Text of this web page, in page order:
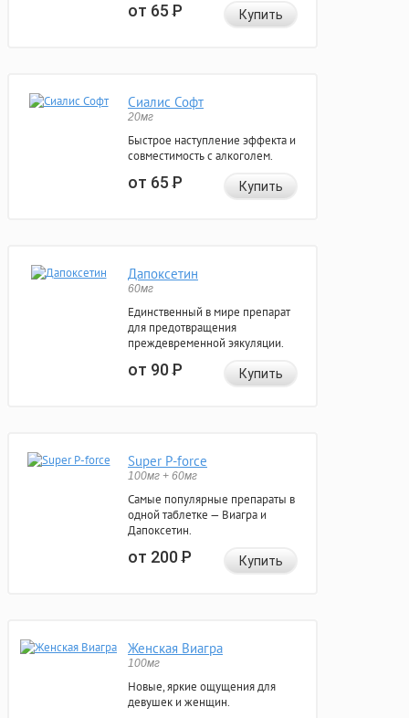
от 65Р Купить
Сиалис Софт
20мг
Быстрое наступление эффекта и
совместимость с алкоголем.
от 65Р Купить
Дапоксетин
60мг
Единственный в мире препарат
для предотвращения
преждевременной эякуляции.
от 90Р Купить
Super P-force
100мг + 60мг
Самые популярные препараты в
одной таблетке — Виагра и
Дапоксетин.
от 200Р Купить
Женская Виагра
100мг
Новые, яркие ощущения для
девушек и женщин.